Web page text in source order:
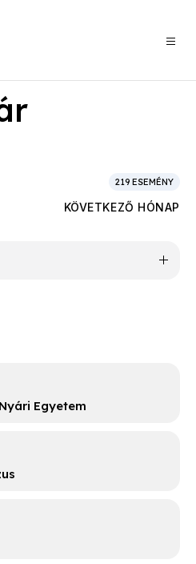
219 ESEMÉNY
KÖVETKEZŐ HÓNAP
Egyetem